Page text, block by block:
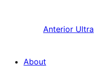
Anterior Ultra
About